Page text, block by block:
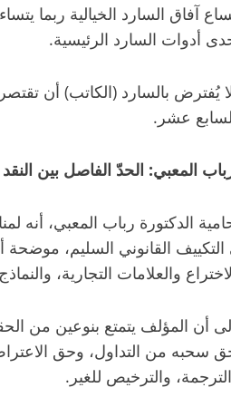
آفاق السارد الخيالية
أدوات السارد الرئيسية.
يُفترض بالسارد (الكاتب) أن
عشر.
المعبي: الحدّ الفاصل بين
الدكتورة رباب المعبي، أنه
التكييف القانوني السليم،
والعلامات التجارية،
أن المؤلف يتمتع بنوعين من
سحبه من التداول، وحق
والترخيص للغير.